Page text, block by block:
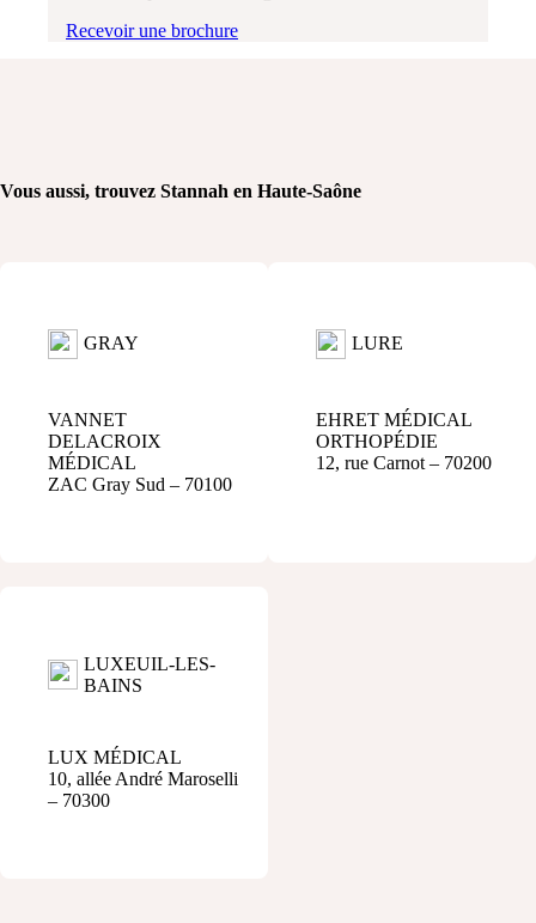
Recevoir une brochure
Vous aussi, trouvez Stannah en Haute-Saône
GRAY
VANNET
DELACROIX
MÉDICAL
ZAC Gray Sud – 70100
LURE
EHRET MÉDICAL
ORTHOPÉDIE
12, rue Carnot – 70200
LUXEUIL-LES-
BAINS
LUX MÉDICAL
10, allée André Maroselli
– 70300